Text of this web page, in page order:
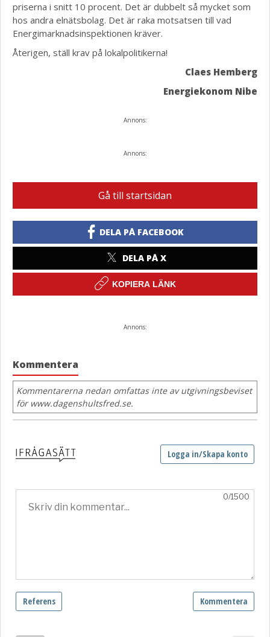
priserna i snitt 10 procent. Det är dubbelt så mycket som
hos andra elnätsbolag. Det är raka motsatsen till vad
Energimarknadsinspektionen kräver.
Återigen, ställ krav på lokalpolitikerna!
Claes Hemberg
Energiekonom Nibe
Annons:
Annons:
Gå till startsidan
DELA PÅ FACEBOOK
DELA PÅ X
KOPIERA LÄNK
Annons:
Kommentera
Kommentarerna nedan omfattas inte av utgivningsbeviset
för www.dagenshultsfred.se.